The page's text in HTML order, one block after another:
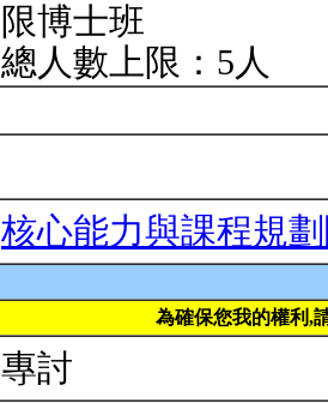
限博士班
總人數上限：5人
核心能力與課程規
為確保您我的權利,
專討